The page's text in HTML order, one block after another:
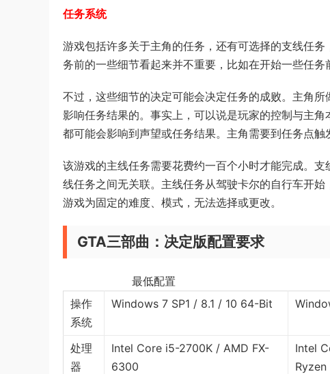
任务系统
游戏包括许多关于主角的任务，还有可选择的支线任
务前的一些细节看起来并不重要，比如在开始一些任务
不过，这些细节的决定可能会决定任务的成败。主角
影响任务结果的。事实上，可以说是玩家的控制与主
都可能会影响到声望或任务结果。主角需要到任务点触
该游戏的主线任务需要花费约一百个小时才能完成。
线任务之间无关联。主线任务从驾驶卡尔的自行车开
游戏为固定的难度、模式，无法选择或更改。
GTA三部曲：决定版配置要求
最低配置 推
操作
系统
Windows 7 SP1 / 8.1 / 10 64-Bit
处理
器
Intel Core i5-2700K / AMD FX-
6300
Intel